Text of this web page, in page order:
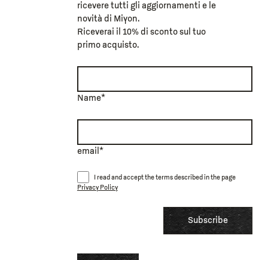
ricevere tutti gli aggiornamenti e le
novità di Miyon.
Riceverai il 10% di sconto sul tuo
primo acquisto.
Name*
email*
I read and accept the terms described in the page
Privacy Policy